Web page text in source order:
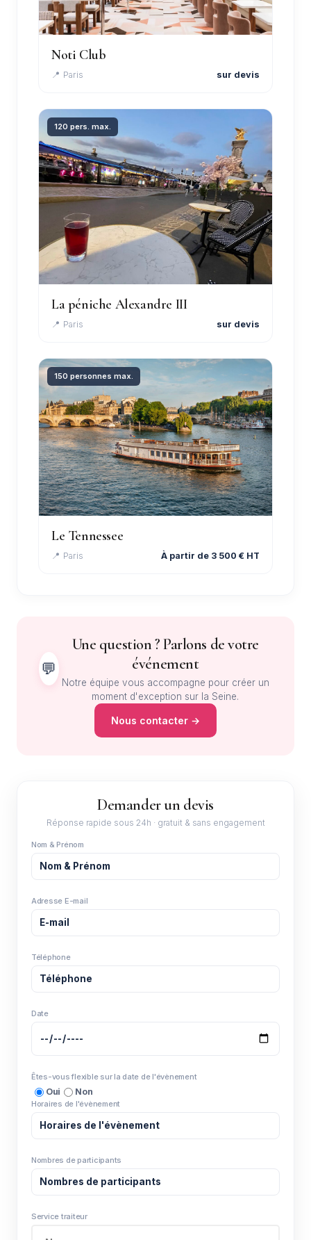
Noti Club
📍 Paris sur devis
120 pers. max.
La péniche Alexandre III
📍 Paris sur devis
150 personnes max.
Le Tennessee
📍 Paris À partir de 3 500 € HT
💬
Une question ? Parlons de votre
événement
Notre équipe vous accompagne pour créer un
moment d'exception sur la Seine.
Nous contacter →
Demander un devis
Réponse rapide sous 24h · gratuit & sans engagement
Nom & Prénom
Adresse E-mail
Téléphone
Date
Êtes-vous flexible sur la date de l'évènement
Oui Non
Horaires de l'évènement
Nombres de participants
Service traiteur